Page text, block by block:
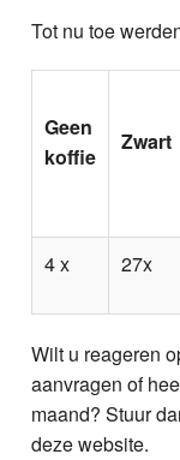
Tot nu toe
Geen
koffie
Zwart
4 x 27x
Wilt u reageren
aanvragen of
maand? Stuur
deze website.